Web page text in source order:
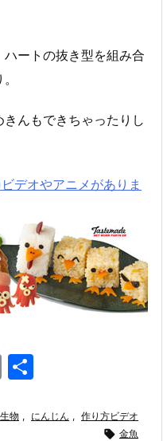
ートの抜き型を組み合
んもできちゃったりし
デオやアニメがありま
E
ai
物 , にんじん , 作り方ビデオ
 金魚